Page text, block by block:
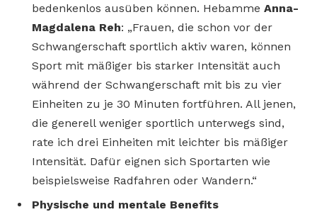
bedenkenlos ausüben können. Hebamme Anna-
Magdalena Reh: „Frauen, die schon vor der
Schwangerschaft sportlich aktiv waren, können
Sport mit mäßiger bis starker Intensität auch
während der Schwangerschaft mit bis zu vier
Einheiten zu je 30 Minuten fortführen. All jenen,
die generell weniger sportlich unterwegs sind,
rate ich drei Einheiten mit leichter bis mäßiger
Intensität. Dafür eignen sich Sportarten wie
beispielsweise Radfahren oder Wandern.“
Physische und mentale Benefits